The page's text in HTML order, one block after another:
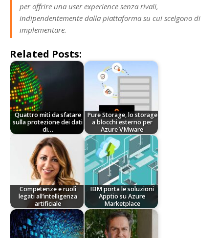
per offrire una user experience senza rivali,
indipendentemente dalla piattaforma su cui scelgono di
implementare.
Related Posts:
Quattro miti da sfatare
sulla protezione dei dati
di…
Pure Storage, lo storage
a blocchi esterno per
Azure VMware
Competenze e ruoli
legati all’intelligenza
artificiale
IBM porta le soluzioni
Apptio su Azure
Marketplace